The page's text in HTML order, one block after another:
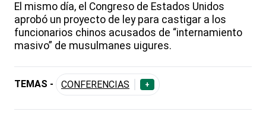
El mismo día, el Congreso de Estados Unidos
aprobó un proyecto de ley para castigar a los
funcionarios chinos acusados de “internamiento
masivo” de musulmanes uigures.
TEMAS - CONFERENCIAS +